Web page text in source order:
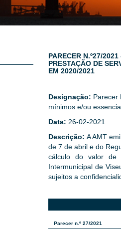
PARECER N.º27/
PRESTAÇÃO DE
EM 2020/2021
Designação: Parecer
mínimos e/ou
Data: 26-02-2021
Descrição: A AMT
de 7 de abril e do
cálculo do valor de
Intermunicipal de
sujeitos a
Parecer n.º 27/2021